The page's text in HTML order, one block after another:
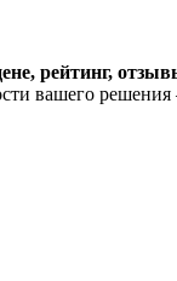
рейтинг,
вашего